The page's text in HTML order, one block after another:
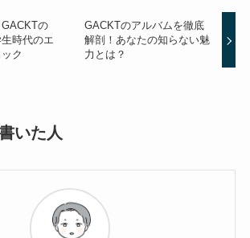
GACKTの
時代のエ
ク
GACKTのアルバムを徹底
解剖！あなたの知らない魅
力とは？
いた人